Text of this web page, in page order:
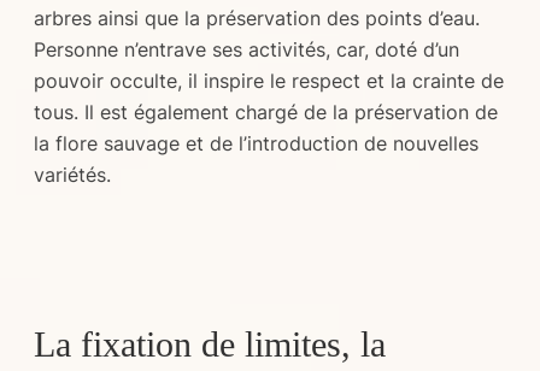
arbres ainsi que la préservation des points d’eau.
Personne n’entrave ses activités, car, doté d’un
pouvoir occulte, il inspire le respect et la crainte de
tous. Il est également chargé de la préservation de
la flore sauvage et de l’introduction de nouvelles
variétés.
La fixation de limites, la